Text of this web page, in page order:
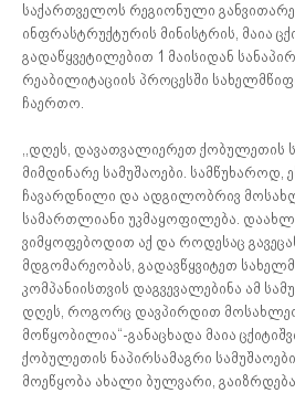
საქართველოს რეგიონული
ინფრასტრუქტურის მინისტრის, მაია
გადაწყვეტილებით 1 მაისიდან
რეაბილიტაციის პროცესში
ჩაერთო.
,,დღეს, დავათვალიერეთ ქობულეთის
მიმდინარე სამუშაოები. სამწუხაროდ,
ჩავარდნილი და ადგილობრივ
სამართლიანი უკმაყოფილება.
ვიმყოფებოდით აქ და როდესაც
მდგომარეობას, გადავწყვიტეთ
კომპანიისთვის დაგვევალებინა ამ
დღეს, როგორც დავპირდით
მოწყობილია“-განაცხადა მაია
ქობულეთის ნაპირსამაგრი
მოეწყობა ახალი ბულვარი,